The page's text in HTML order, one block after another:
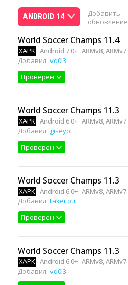
ANDROID 14
Добавить
обновление
World Soccer Champs 11.4
XAPK Android 7.0+ ARMv8, ARMv7
Добавил: vq0l3
Проверен
World Soccer Champs 11.3
XAPK Android 6.0+ ARMv8, ARMv7
Добавил: giseyot
Проверен
World Soccer Champs 11.3
XAPK Android 6.0+ ARMv8, ARMv7
Добавил: takeitout
Проверен
World Soccer Champs 11.3
XAPK Android 6.0+ ARMv8, ARMv7
Добавил: vq0l3